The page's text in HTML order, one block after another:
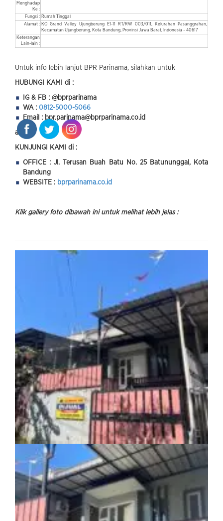
Menghadap
Ke :
Fungsi : Rumah Tinggal
Alamat : KO Grand Valley Ujungberung E1-11 RT/RW 003/011, Kelurahan Pasanggrahan,
Kecamatan Ujungberung, Kota Bandung, Provinsi Jawa Barat, Indonesia – 40617
Keterangan
Lain-lain :
Untuk info lebih lanjut BPR Parinama, silahkan untuk
HUBUNGI KAMI di :
IG & FB : @bprparinama
WA : 0812-5000-5066
Email : bpr.parinama@bprparinama.co.id
atau
KUNJUNGI KAMI di :
OFFICE : Jl. Terusan Buah Batu No. 25 Batununggal, Kota
Bandung
WEBSITE : bprparinama.co.id
Klik gallery foto dibawah ini untuk melihat lebih jelas :